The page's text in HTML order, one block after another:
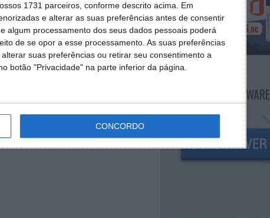
1731 parceiros, conforme descrito acima. Em
e alterar as suas preferências antes de consentir
algum processamento dos seus dados pessoais poderá
de se opor a esse processamento. As suas preferências
suas preferências ou retirar seu consentimento a
botão "Privacidade" na parte inferior da página.
CONCORDO
Phone. Algumas
de edição e serviços da
através da versão trial.
NEWSLETTER PPLWARE